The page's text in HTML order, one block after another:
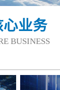
心业务
BUSINESS